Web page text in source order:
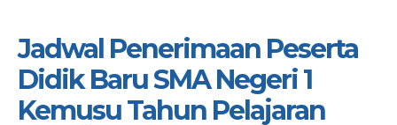
Jadwal Penerimaan Peserta
Didik Baru SMA Negeri 1
Kemusu Tahun Pelajaran